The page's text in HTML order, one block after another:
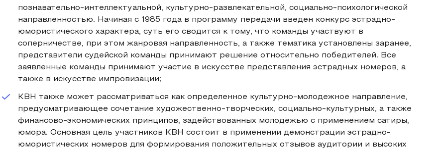
познавательно-интеллектуальной, культурно-развлекательной, социально-психологической
направленностью. Начиная с 1985 года в программу передачи введен конкурс эстрадно-
юмористического характера, суть его сводится к тому, что команды участвуют в
соперничестве, при этом жанровая направленность, а также тематика установлены заранее,
представители судейской команды принимают решение относительно победителей. Все
заявленные команды принимают участие в искусстве представления эстрадных номеров, а
также в искусстве импровизации;
КВН также может рассматриваться как определенное культурно-молодежное направление,
предусматривающее сочетание художественно-творческих, социально-культурных, а также
финансово-экономических принципов, задействованных молодежью с применением сатиры,
юмора. Основная цель участников КВН состоит в применении демонстрации эстрадно-
юмористических номеров для формирования положительных отзывов аудитории и высоких